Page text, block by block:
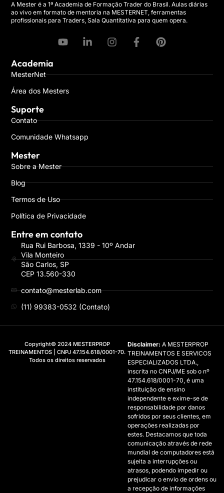
A Mester é a 1ª Academia de Formação Trader do Brasil. Aulas diárias
ao vivo em formato de mentoria na MESTERNET, ferramentas
profissionais para Traders, Sala Quantitativa para quem opera.
Academia
MesterNet
Área dos Mesters
Suporte
Contato
Comunidade Whatsapp
Mester
Sobre a Mester
Blog
Termos de Uso
Política de Privacidade
Entre em contato
Rua Rui Barbosa, 1339 - 10º Andar
Vila Monteiro
São Carlos, SP
CEP 13.560-330
contato@mesterlab.com
(11) 99383-0532 (Contato)
Copyright© 2024 MESTERPROP
TREINAMENTOS | CNPJ 47.154.618/0001-70.
Todos os direitos reservados
Disclaimer: A MESTERPROP
TREINAMENTOS E SERVICOS
ESPECIALIZADOS LTDA.,
inscrita no CNPJ/ME sob o nº
47.154.618/0001-70, é uma
instituição de ensino
independente e exime-se de
responsabilidade por danos
sofridos por seus clientes, em
operações realizadas por
estes. Destacamos que toda
comunicação através de rede
mundial de computadores está
sujeita a interrupções ou
atrasos, podendo impedir ou
prejudicar o envio de ordens ou
a recepção de informações